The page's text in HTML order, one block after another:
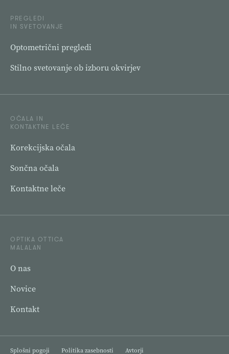
OPTIKA OTTICA
MALALAN
O nas
Novice
Kontakt
OČALA IN
KONTAKTNE LEČE
Korekcijska očala
Sončna očala
Kontaktne leče
PREGLEDI
IN SVETOVANJE
Optometrični pregledi
Stilno svetovanje ob izboru okvirjev
Splošni pogoji Politika zasebnosti Avtorji